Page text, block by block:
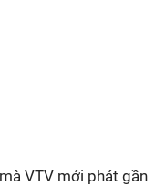
VTV mới phát gần